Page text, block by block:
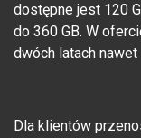
dostępne jest 120
do 360 GB. W
dwóch latach nawet
Dla klientów